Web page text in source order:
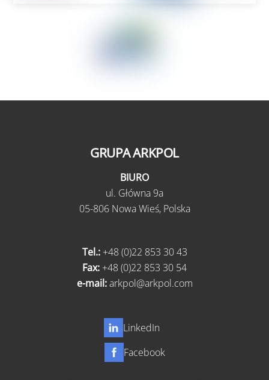
GRUPA ARKPOL
BIURO
ul. Główna 9a
05-806 Nowa Wieś, Polska
Tel.:+48 (0)22 853 30 43
Fax: +48 (0)22 853 30 54
e-mail:arkpol@arkpol.com
LinkedIn
Facebook